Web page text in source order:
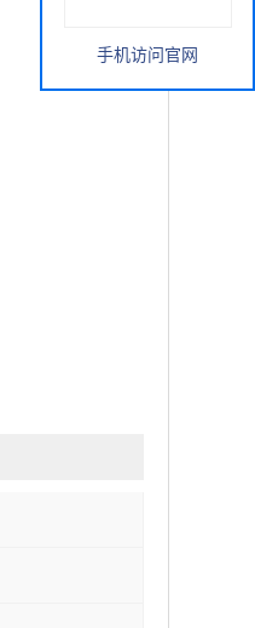
手机访问官网